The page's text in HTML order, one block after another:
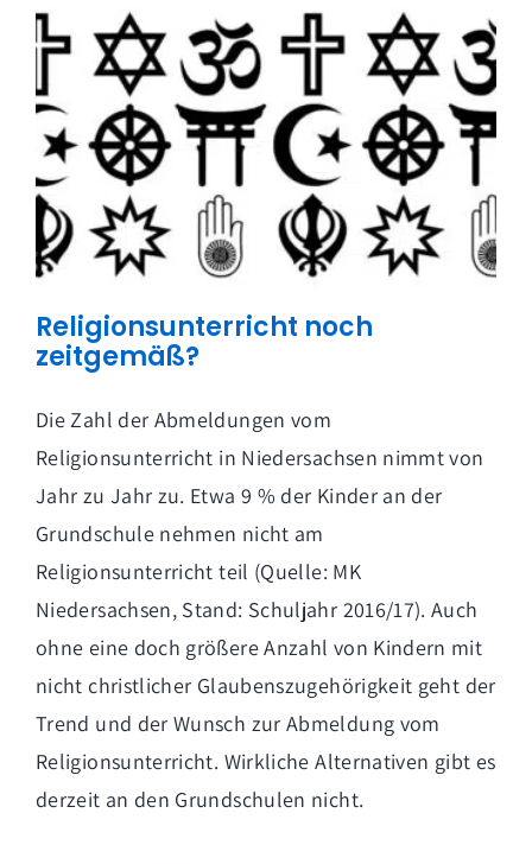
Religionsunterricht noch
zeitgemäß?
Die Zahl der Abmeldungen vom
Religionsunterricht in Niedersachsen nimmt von
Jahr zu Jahr zu. Etwa 9 % der Kinder an der
Grundschule nehmen nicht am
Religionsunterricht teil (Quelle: MK
Niedersachsen, Stand: Schuljahr 2016/17). Auch
ohne eine doch größere Anzahl von Kindern mit
nicht christlicher Glaubenszugehörigkeit geht der
Trend und der Wunsch zur Abmeldung vom
Religionsunterricht. Wirkliche Alternativen gibt es
derzeit an den Grundschulen nicht.